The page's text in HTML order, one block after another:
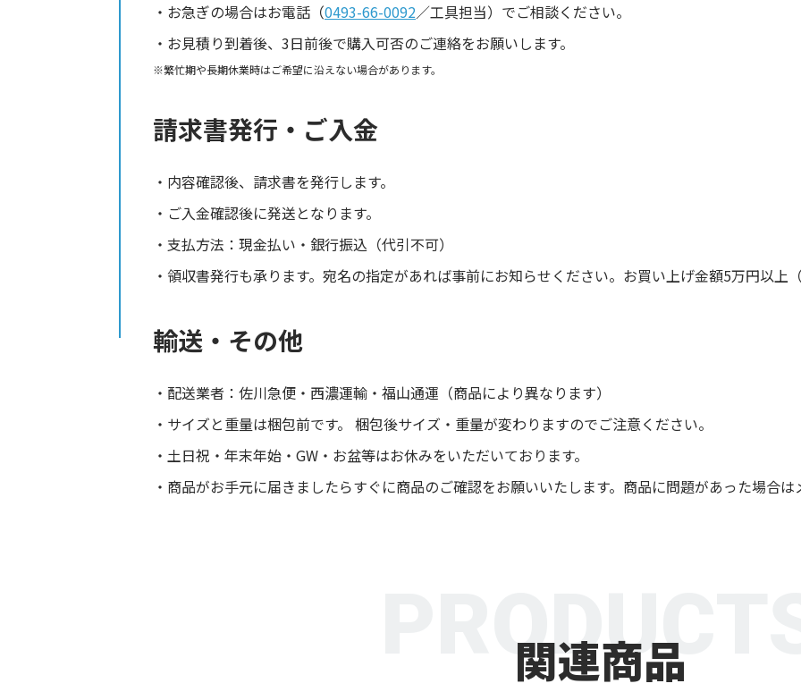
お急ぎの場合はお電話（0493-66-0092／工具担当）でご相談ください。
お見積り到着後、3日前後で購入可否のご連絡をお願いします。
繁忙期や長期休業時はご希望に沿えない場合があります。
請求書発行・ご入金
内容確認後、請求書を発行します。
ご入金確認後に発送となります。
支払方法：現金払い・銀行振込（代引不可）
領収書発行も承ります。宛名の指定があれば事前にお知らせください。お買い上げ金額5万円以上
輸送・その他
配送業者：佐川急便・西濃運輸・福山通運（商品により異なります）
サイズと重量は梱包前です。 梱包後サイズ・重量が変わりますのでご注意ください。
土日祝・年末年始・GW・お盆等はお休みをいただいております。
商品がお手元に届きましたらすぐに商品のご確認をお願いいたします。商品に問題があった場合
関連商品